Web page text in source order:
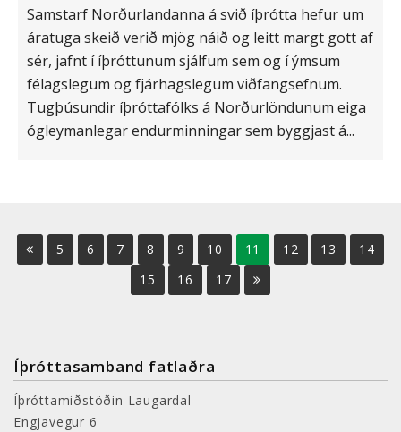
Samstarf Norðurlandanna á svið íþrótta hefur um
áratuga skeið verið mjög náið og leitt margt gott af
sér, jafnt í íþróttunum sjálfum sem og í ýmsum
félagslegum og fjárhagslegum viðfangsefnum.
Tugþúsundir íþróttafólks á Norðurlöndunum eiga
ógleymanlegar endurminningar sem byggjast á...
5 6 7 8 9 10 11 12 13
14
15
16 17
Íþróttasamband fatlaðra
Íþróttamiðstöðin Laugardal
Engjavegur 6